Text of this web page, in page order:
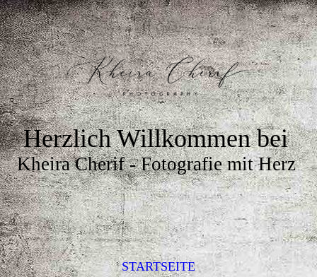
Herzlich Willkommen bei
Kheira Cherif - Fotografie mit Herz
STARTSEITE